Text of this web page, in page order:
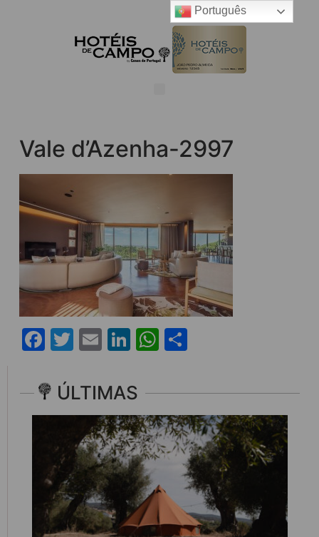
Vale d’Azenha-2997
Facebook
Twitter
EmailLinkedIn
WhatsApp
ÚLTIMAS
Português